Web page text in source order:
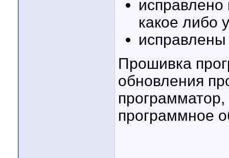
исправлено
какое либо
Прошивка
обновления
программатор,
программное